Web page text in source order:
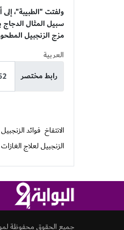
ولفتت "الطبيبة"،
سبيل المثال الدجاج
مزج الزنجبيل
العربية
رابط مختصر
الانتفاخ فوائد الزنجبيل
الزنجبيل لعلاج الغازات
جميع الحقوق محفوظة لموقع